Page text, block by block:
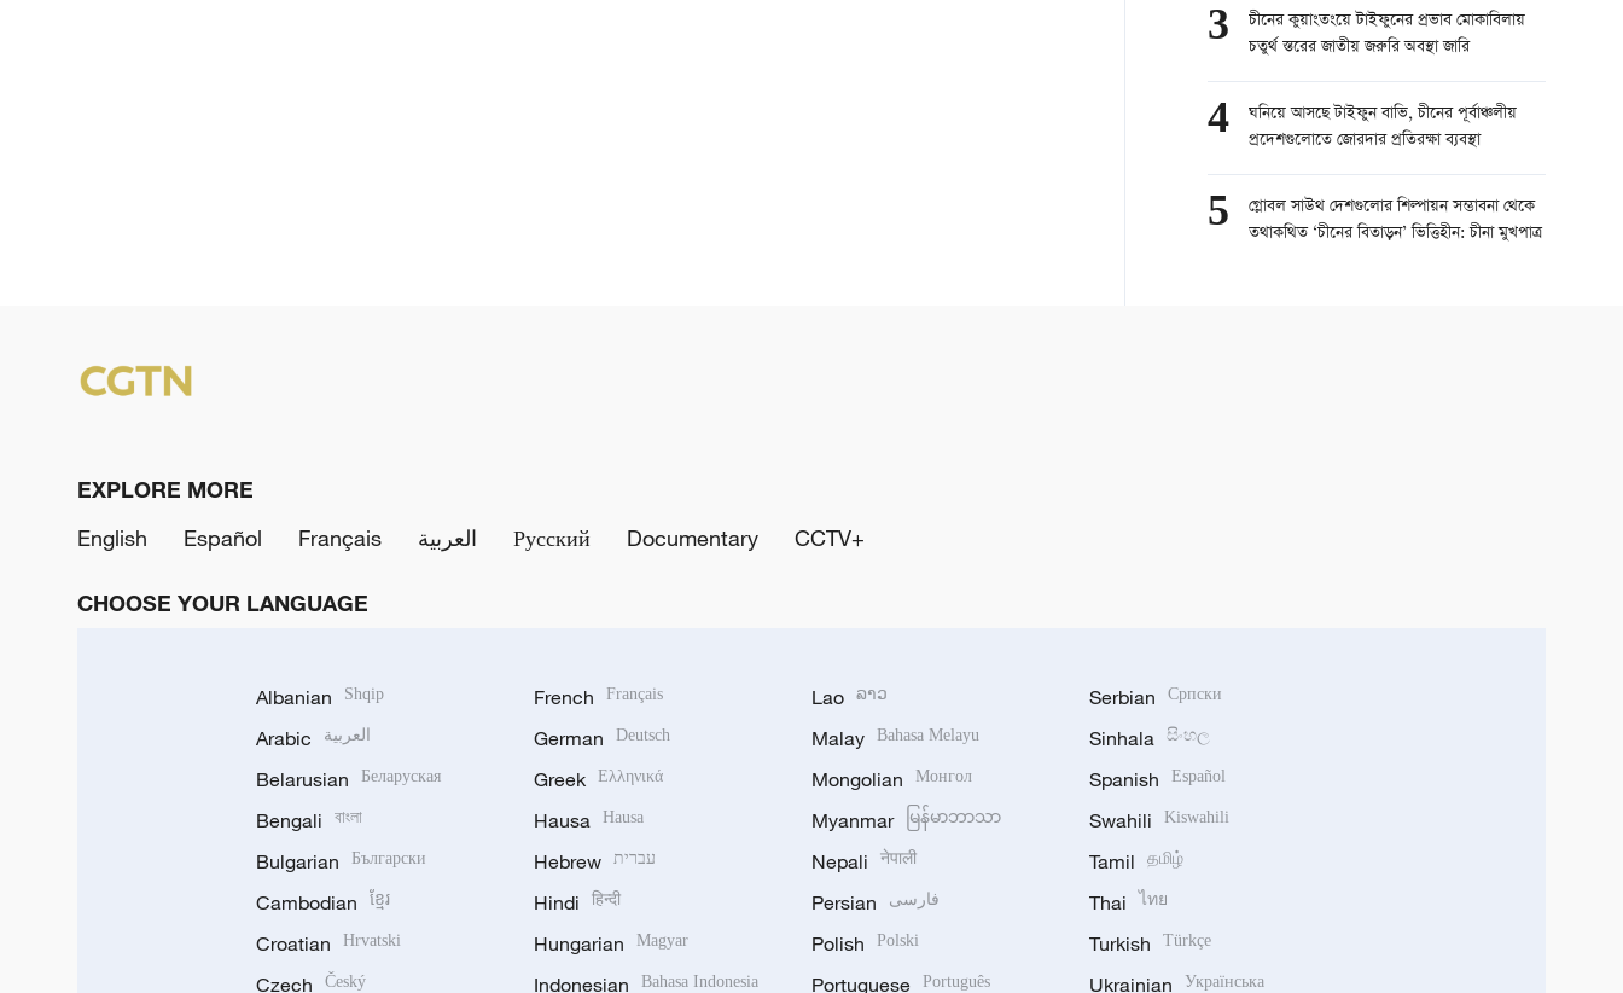
3
চীনের কুয়াংতংয়ে টাইফুনের প্রভাব মোকাবিলায়
চতুর্থ স্তরের জাতীয় জরুরি অবস্থা জারি
4
ঘনিয়ে আসছে টাইফুন বাভি, চীনের পূর্বাঞ্চলীয়
প্রদেশগুলোতে জোরদার প্রতিরক্ষা ব্যবস্থা
5
গ্লোবল সাউথ দেশগুলোর শিল্পায়ন সম্ভাবনা থেকে
তথাকথিত ‘চীনের বিতাড়ন’ ভিত্তিহীন: চীনা মুখপাত্র
EXPLORE MORE
English
Español Français العربية Русский Documentary CCTV+
CHOOSE YOUR LANGUAGE
Albanian Shqip
Arabic العربية
Belarusian Беларуская
Bengali বাংলা
Bulgarian Български
Cambodian ខ្មែរ
Croatian Hrvatski
Czech Český
French Français
German Deutsch
Greek Ελληνικά
Hausa Hausa
Hebrew עברית
Hindi हिन्दी
Hungarian Magyar
Indonesian Bahasa Indonesia
Lao ລາວ
Malay Bahasa Melayu
Mongolian Монгол
Myanmar မြန်မာဘာသာ
Nepali नेपाली
Persian فارسی
Polish Polski
Portuguese Português
Serbian Српски
Sinhala සිංහල
Spanish Español
Swahili Kiswahili
Tamil தமிழ்
Thai ไทย
Turkish Türkçe
Ukrainian Українська